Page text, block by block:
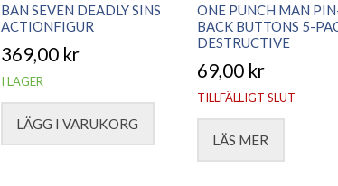
BAN SEVEN DEADLY SINS
ACTIONFIGUR
369,00 kr
I LAGER
LÄGG I VARUKORG
ONE PUNCH MAN
BACK BUTTONS 5-
DESTRUCTIVE
69,00 kr
TILLFÄLLIGT SLUT
LÄS MER